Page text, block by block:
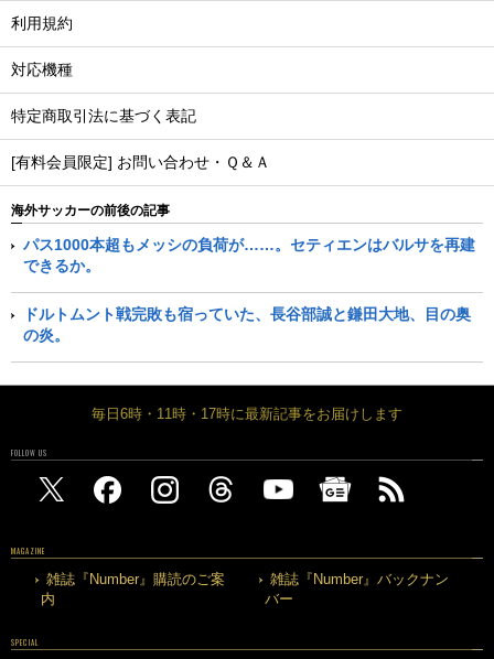
利用規約
対応機種
特定商取引法に基づく表記
[有料会員限定] お問い合わせ・Ｑ＆Ａ
海外サッカーの前後の記事
パス1000本超もメッシの負荷が……。セティエンはバルサを再建
できるか。
ドルトムント戦完敗も宿っていた、長谷部誠と鎌田大地、目の奥
の炎。
毎日6時・11時・17時に最新記事をお届けします
FOLLOW US
MAGAZINE
雑誌『Number』購読のご案
内
雑誌『Number』バックナン
バー
SPECIAL